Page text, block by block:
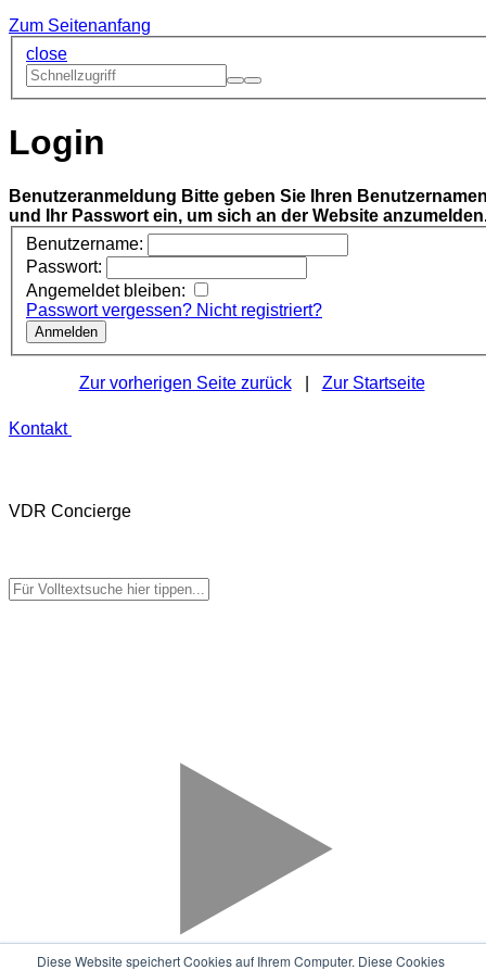
Diese Website speichert Cookies auf Ihrem Computer. Diese Cookies
Zum Seitenanfang
close
Login
Benutzeranmeldung Bitte geben Sie Ihren
und Ihr Passwort ein, um sich an der Website
Benutzername:
Passwort:
Angemeldet bleiben:
Passwort vergessen? Nicht registriert?
Zur vorherigen Seite zurück| Zur Startseite
Kontakt
VDR Concierge